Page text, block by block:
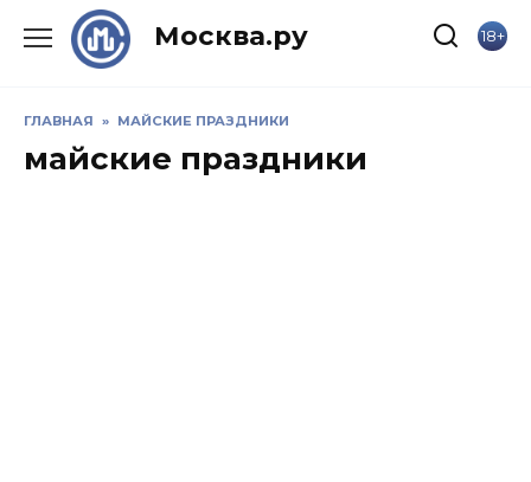
Москва.ру 18+
ГЛАВНАЯ » МАЙСКИЕ ПРАЗДНИКИ
майские праздники